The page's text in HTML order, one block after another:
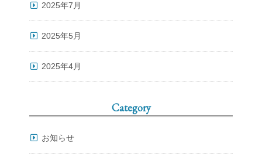
2025年7月
2025年5月
2025年4月
Category
お知らせ